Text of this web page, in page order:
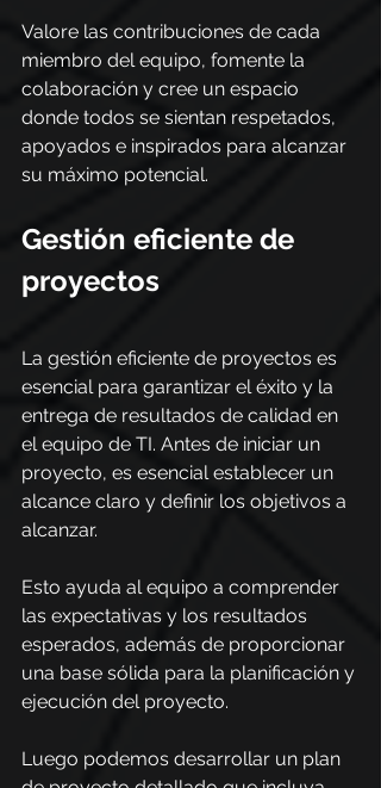
Valore las contribuciones de cada
miembro del equipo, fomente la
colaboración y cree un espacio
donde todos se sientan respetados,
apoyados e inspirados para alcanzar
su máximo potencial.
Gestión eficiente de
proyectos
La gestión eficiente de proyectos es
esencial para garantizar el éxito y la
entrega de resultados de calidad en
el equipo de TI. Antes de iniciar un
proyecto, es esencial establecer un
alcance claro y definir los objetivos a
alcanzar.
Esto ayuda al equipo a comprender
las expectativas y los resultados
esperados, además de proporcionar
una base sólida para la planificación y
ejecución del proyecto.
Luego podemos desarrollar un plan